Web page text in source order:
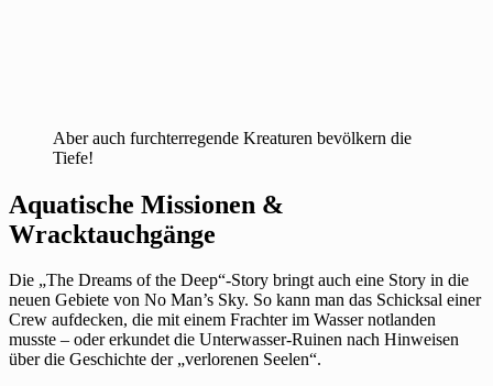
Aber auch furchterregende Kreaturen bevölkern die
Tiefe!
Aquatische Missionen &
Wracktauchgänge
Die „The Dreams of the Deep“-Story bringt auch eine Story in die
neuen Gebiete von No Man’s Sky. So kann man das Schicksal einer
Crew aufdecken, die mit einem Frachter im Wasser notlanden
musste – oder erkundet die Unterwasser-Ruinen nach Hinweisen
über die Geschichte der „verlorenen Seelen“.